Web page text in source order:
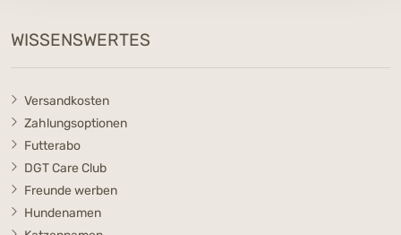
WISSENSWERTES
Versandkosten
Zahlungsoptionen
Futterabo
DGT Care Club
Freunde werben
Hundenamen